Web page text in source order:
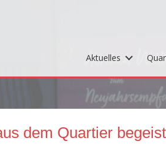
Aktuelles
dem Quartier